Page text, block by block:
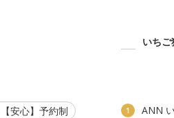
【安心】予約制
いち
1
ANN